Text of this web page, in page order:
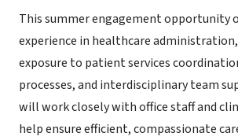
This summer engagement opportunity
experience in healthcare
exposure to patient services
processes, and interdisciplinary team
will work closely with office staff and
help ensure efficient, compassionate